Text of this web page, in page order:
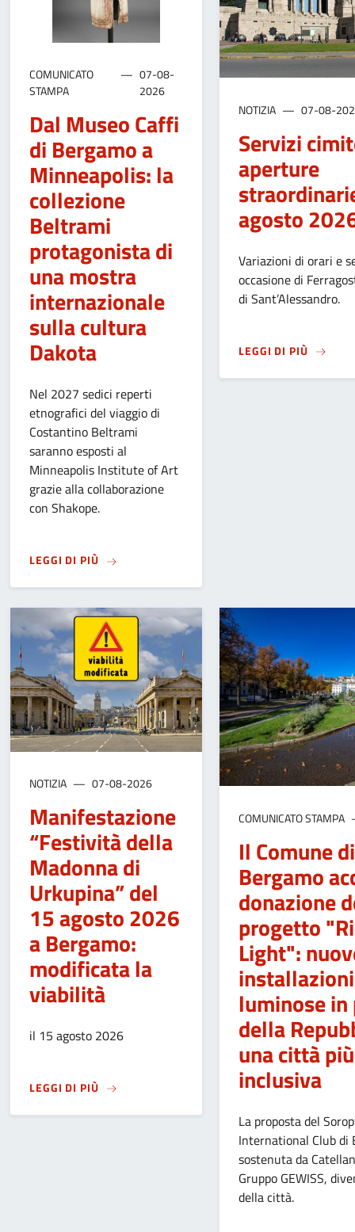
COMUNICATO
STAMPA
07-08-
2026
Dal Museo Caffi
di Bergamo a
Minneapolis: la
collezione
Beltrami
protagonista di
una mostra
internazionale
sulla cultura
Dakota
Nel 2027 sedici reperti
etnografici del viaggio di
Costantino Beltrami
saranno esposti al
Minneapolis Institute of Art
grazie alla collaborazione
con Shakope.
LEGGI DI PIÙSUDAL MUSEO CAFFI DI BERGAMO A
NOTIZIA 07-08-
Servizi
aperture
agosto
Variazioni di orari e
occasione di
di Sant’Alessandro.
LEGGI DI PIÙSU
NOTIZIA 07-08-2026
Manifestazione
“Festività della
Madonna di
Urkupina” del
15 agosto 2026
a Bergamo:
modificata la
viabilità
il 15 agosto 2026
LEGGI DI PIÙSUMANIFESTAZIONE “FESTIVITÀ DELLA
COMUNICATO STAMPA
Il Comune di
Bergamo
donazione
progetto
Light":
installazioni
luminose in
della
una città
inclusiva
La proposta del
International Club di
sostenuta da
Gruppo GEWISS,
della città.